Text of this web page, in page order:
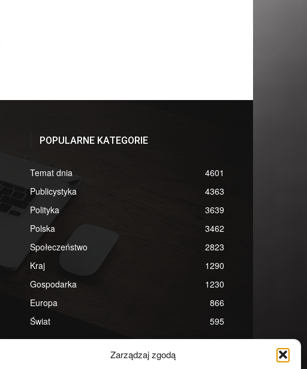
Zarządzaj zgodą
POPULARNE KATEGORIE
Temat dnia
4601
Publicystyka
4363
Polityka
3639
Polska
3462
Społeczeństwo
2823
Kraj
1290
Gospodarka
1230
Europa
866
Świat
595